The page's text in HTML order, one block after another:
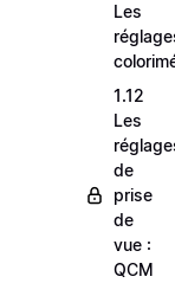
Les
1.12
Les
de
prise
de
vue :
QCM